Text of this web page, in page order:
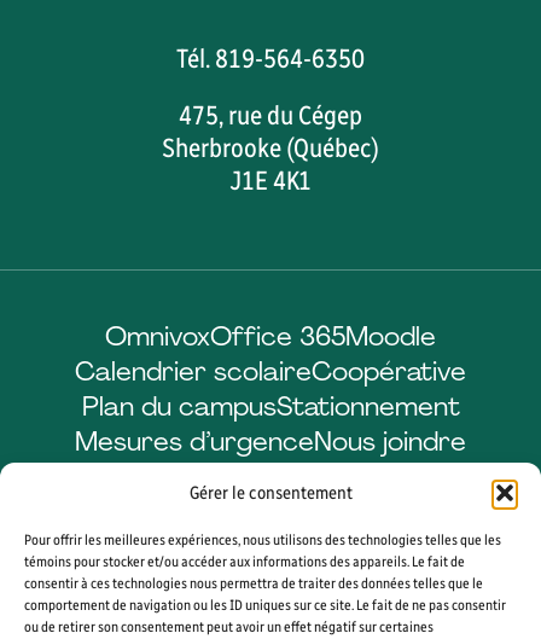
Gérer le consentement
Pour offrir les meilleures expériences, nous utilisons des technologies telles que les
témoins pour stocker et/ou accéder aux informations des appareils. Le fait de
consentir à ces technologies nous permettra de traiter des données telles que le
comportement de navigation ou les ID uniques sur ce site. Le fait de ne pas consentir
ou de retirer son consentement peut avoir un effet négatif sur certaines
Tél. 819-564-6350
475, rue du Cégep
Sherbrooke (Québec)
J1E 4K1
OmnivoxOffice 365Moodle
Calendrier scolaireCoopérative
Plan du campusStationnement
Mesures d’urgenceNous joindre
FacebookLinkedInInstagramYouTube